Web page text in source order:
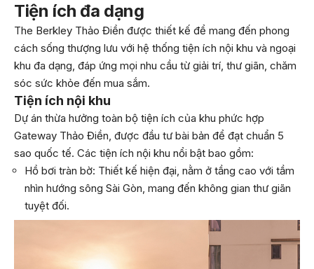
Tiện ích đa dạng
The Berkley Thảo Điền được thiết kế để mang đến phong
cách sống thượng lưu với hệ thống tiện ích nội khu và ngoại
khu đa dạng, đáp ứng mọi nhu cầu từ giải trí, thư giãn, chăm
sóc sức khỏe đến mua sắm.
Tiện ích nội khu
Dự án thừa hưởng toàn bộ tiện ích của khu phức hợp
Gateway Thảo Điền, được đầu tư bài bản để đạt chuẩn 5
sao quốc tế. Các tiện ích nội khu nổi bật bao gồm:
Hồ bơi tràn bờ: Thiết kế hiện đại, nằm ở tầng cao với tầm
nhìn hướng sông Sài Gòn, mang đến không gian thư giãn
tuyệt đối.